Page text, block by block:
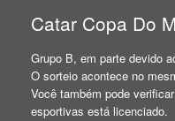
Catar Copa Do
Grupo B, em parte devido
O sorteio acontece no
Você também pode
esportivas está licenciado.